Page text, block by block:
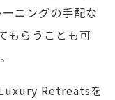
ニングの手配な
もらうことも可
Retreatsを